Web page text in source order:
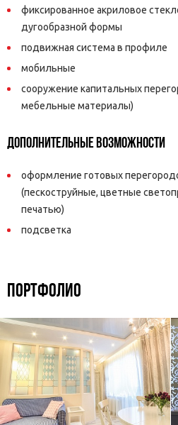
фиксированное акриловое
дугообразной формы
подвижная система в профиле
мобильные
сооружение капитальных
мебельные материалы)
Дополнительные возможности
оформление готовых
(пескоструйные, цветные
печатью)
подсветка
ПОРТФОЛИО